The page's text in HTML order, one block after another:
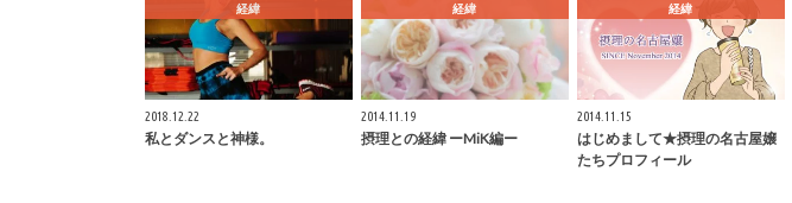
経緯
2018.12.22
私とダンスと神様。
経緯
2014.11.19
摂理との経緯 ーMiK編ー
経緯
2014.11.15
はじめまして★摂理の名古屋嬢
たちプロフィール